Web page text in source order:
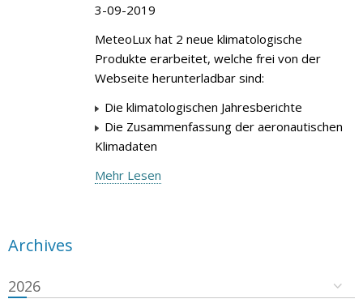
3-09-2019
MeteoLux hat 2 neue klimatologische
Produkte erarbeitet, welche frei von der
Webseite herunterladbar sind:
Die klimatologischen Jahresberichte
Die Zusammenfassung der aeronautischen
Klimadaten
Mehr Lesen
Archives
2026